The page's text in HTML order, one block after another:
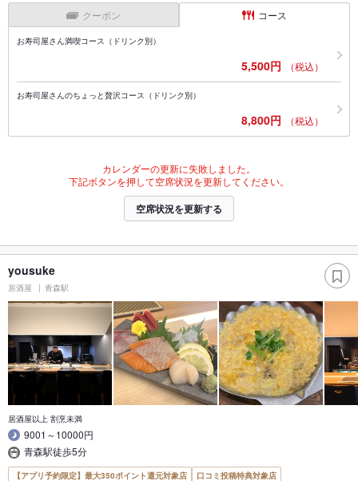
クーポン コース
お寿司屋さん満喫コース（ドリンク別）
5,500円 （税込）
お寿司屋さんのちょっと贅沢コース（ドリンク別）
8,800円 （税込）
カレンダーの更新に失敗しました。
下記ボタンを押して空席状況を更新してください。
空席状況を更新する
yousuke
居酒屋 青森駅
居酒屋以上 割烹未満
9001～10000円
青森駅徒歩5分
【アプリ予約限定】最大350ポイント還元対象店
口コミ投稿特典対象店